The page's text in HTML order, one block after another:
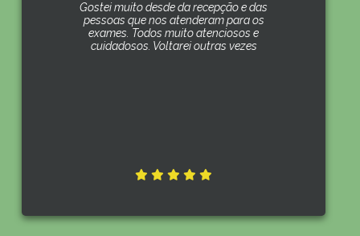
Gostei muito desde da recepção e das
pessoas que nos atenderam para os
exames. Todos muito atenciosos e
cuidadosos. Voltarei outras vezes